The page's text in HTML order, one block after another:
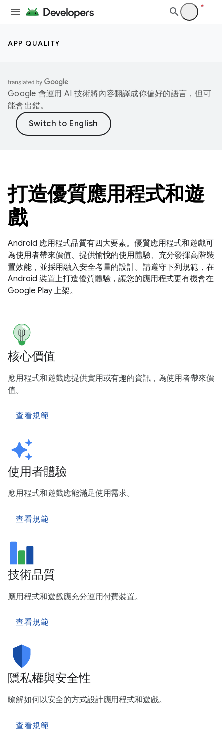
APP QUALITY
Google 會運用 AI 技術將內容翻譯成你偏好的語言，但可
能會出錯。
打造優質應用程式和遊
戲
Android 應用程式品質有四大要素。優質應用程式和遊戲可
為使用者帶來價值、提供愉悅的使用體驗、充分發揮高階裝
置效能，並採用融入安全考量的設計。請遵守下列規範，在
Android 裝置上打造優質體驗，讓您的應用程式更有機會在
Google Play 上架。
核心價值
應用程式和遊戲應提供實用或有趣的資訊，為使用者帶來價
值。
查看規範
使用者體驗
應用程式和遊戲應能滿足使用需求。
查看規範
技術品質
應用程式和遊戲應充分運用付費裝置。
查看規範
隱私權與安全性
瞭解如何以安全的方式設計應用程式和遊戲。
查看規範